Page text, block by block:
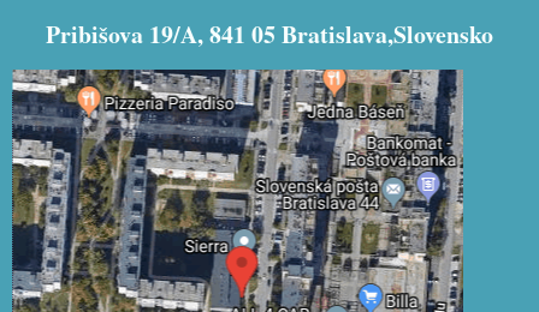
Pribišova 19/A, 841 05 Bratislava,Slovensko
Externý obsah je blokovaný Voľbami
súkromia
Prajete si načítať externý obsah?
Povoliť tentokrát